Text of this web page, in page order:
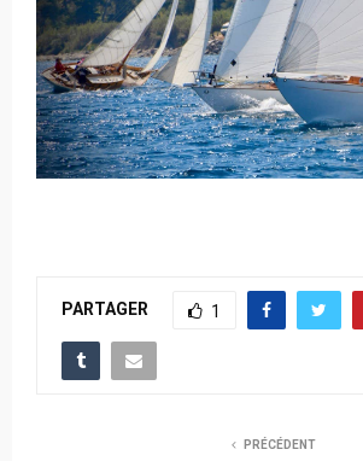
PARTAGER 1
PRÉCÉDENT